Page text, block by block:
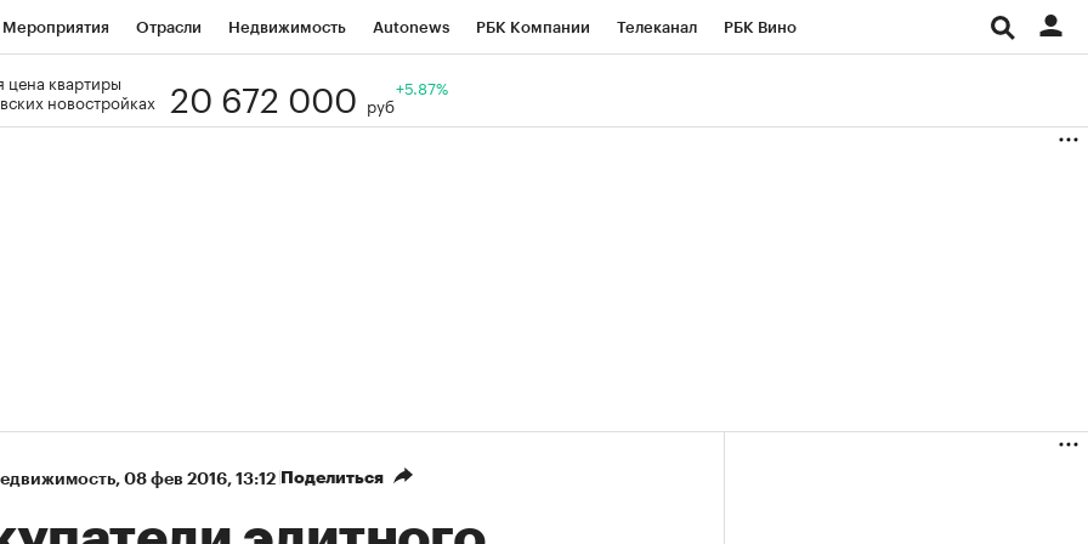
Мероприятия Отрасли Недвижимость Autonews РБК Компании Телеканал РБК Вино
Визионеры
цена квартиры
новостройках
20 672 000 руб
+5.87%
⁠, 08 фев 2016, 13:12 Поделиться